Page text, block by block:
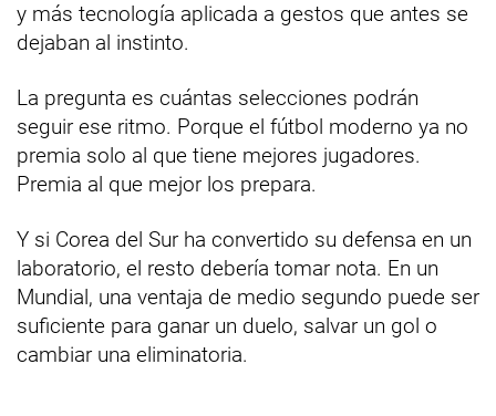
y más tecnología aplicada a gestos que antes se
dejaban al instinto.
La pregunta es cuántas selecciones podrán
seguir ese ritmo. Porque el fútbol moderno ya no
premia solo al que tiene mejores jugadores.
Premia al que mejor los prepara.
Y si Corea del Sur ha convertido su defensa en un
laboratorio, el resto debería tomar nota. En un
Mundial, una ventaja de medio segundo puede ser
suficiente para ganar un duelo, salvar un gol o
cambiar una eliminatoria.